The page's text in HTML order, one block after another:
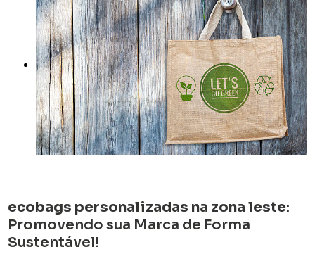
ecobags personalizadas na zona leste:
Promovendo sua Marca de Forma
Sustentável!